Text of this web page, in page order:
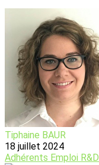
Tiphaine BAUR
18 juillet 2024
Adhérents Emploi R&D